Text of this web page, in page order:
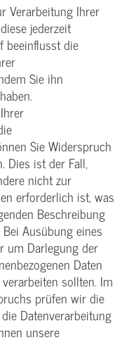
Verarbeitung Ihrer
jederzeit
beeinflusst die
Sie ihn
Sie Widerspruch
Dies ist der Fall,
nicht zur
erforderlich ist, was
Beschreibung
Ausübung eines
um Darlegung der
Daten
sollten. Im
prüfen wir die
Datenverarbeitung
unsere